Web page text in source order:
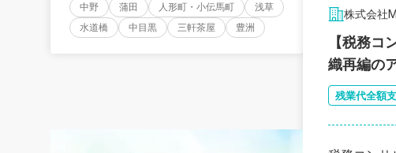
中野
蒲田 人形町・小伝馬町
浅草
水道橋
中目黒 三軒茶屋 豊洲
株式会社
【税務
織再編の
残業代全額